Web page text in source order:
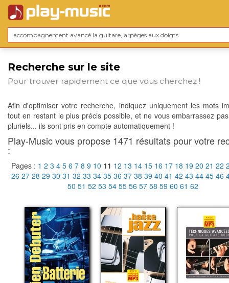
Recherche sur le site
Pour trouver rapidement ce que vous cherchez !
Afin d'optimiser votre recherche, indiquez uniquement les mots
tout en restant le plus précis possible, et ne vous embarrassez
pluriels... ils sont pris en compte automatiquement !
Play-Music vous propose 1471 résultats pour votre
:
Pages : 1 2 3 4 5 6 7 8 9 10 11 12 13 14 15 16 17 18 19 20 21 22
26 27 28 29 30 31 32 33 34 35 36 37 38 39 40 41 42 43 44 45 46
50 51 52 53 54 55 56 57 58 59 60 61 62